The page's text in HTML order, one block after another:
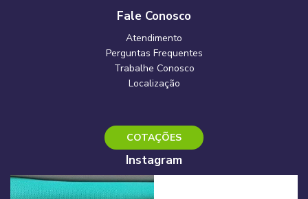
Fale Conosco
Atendimento
Perguntas Frequentes
Trabalhe Conosco
Localização
COTAÇÕES
Instagram